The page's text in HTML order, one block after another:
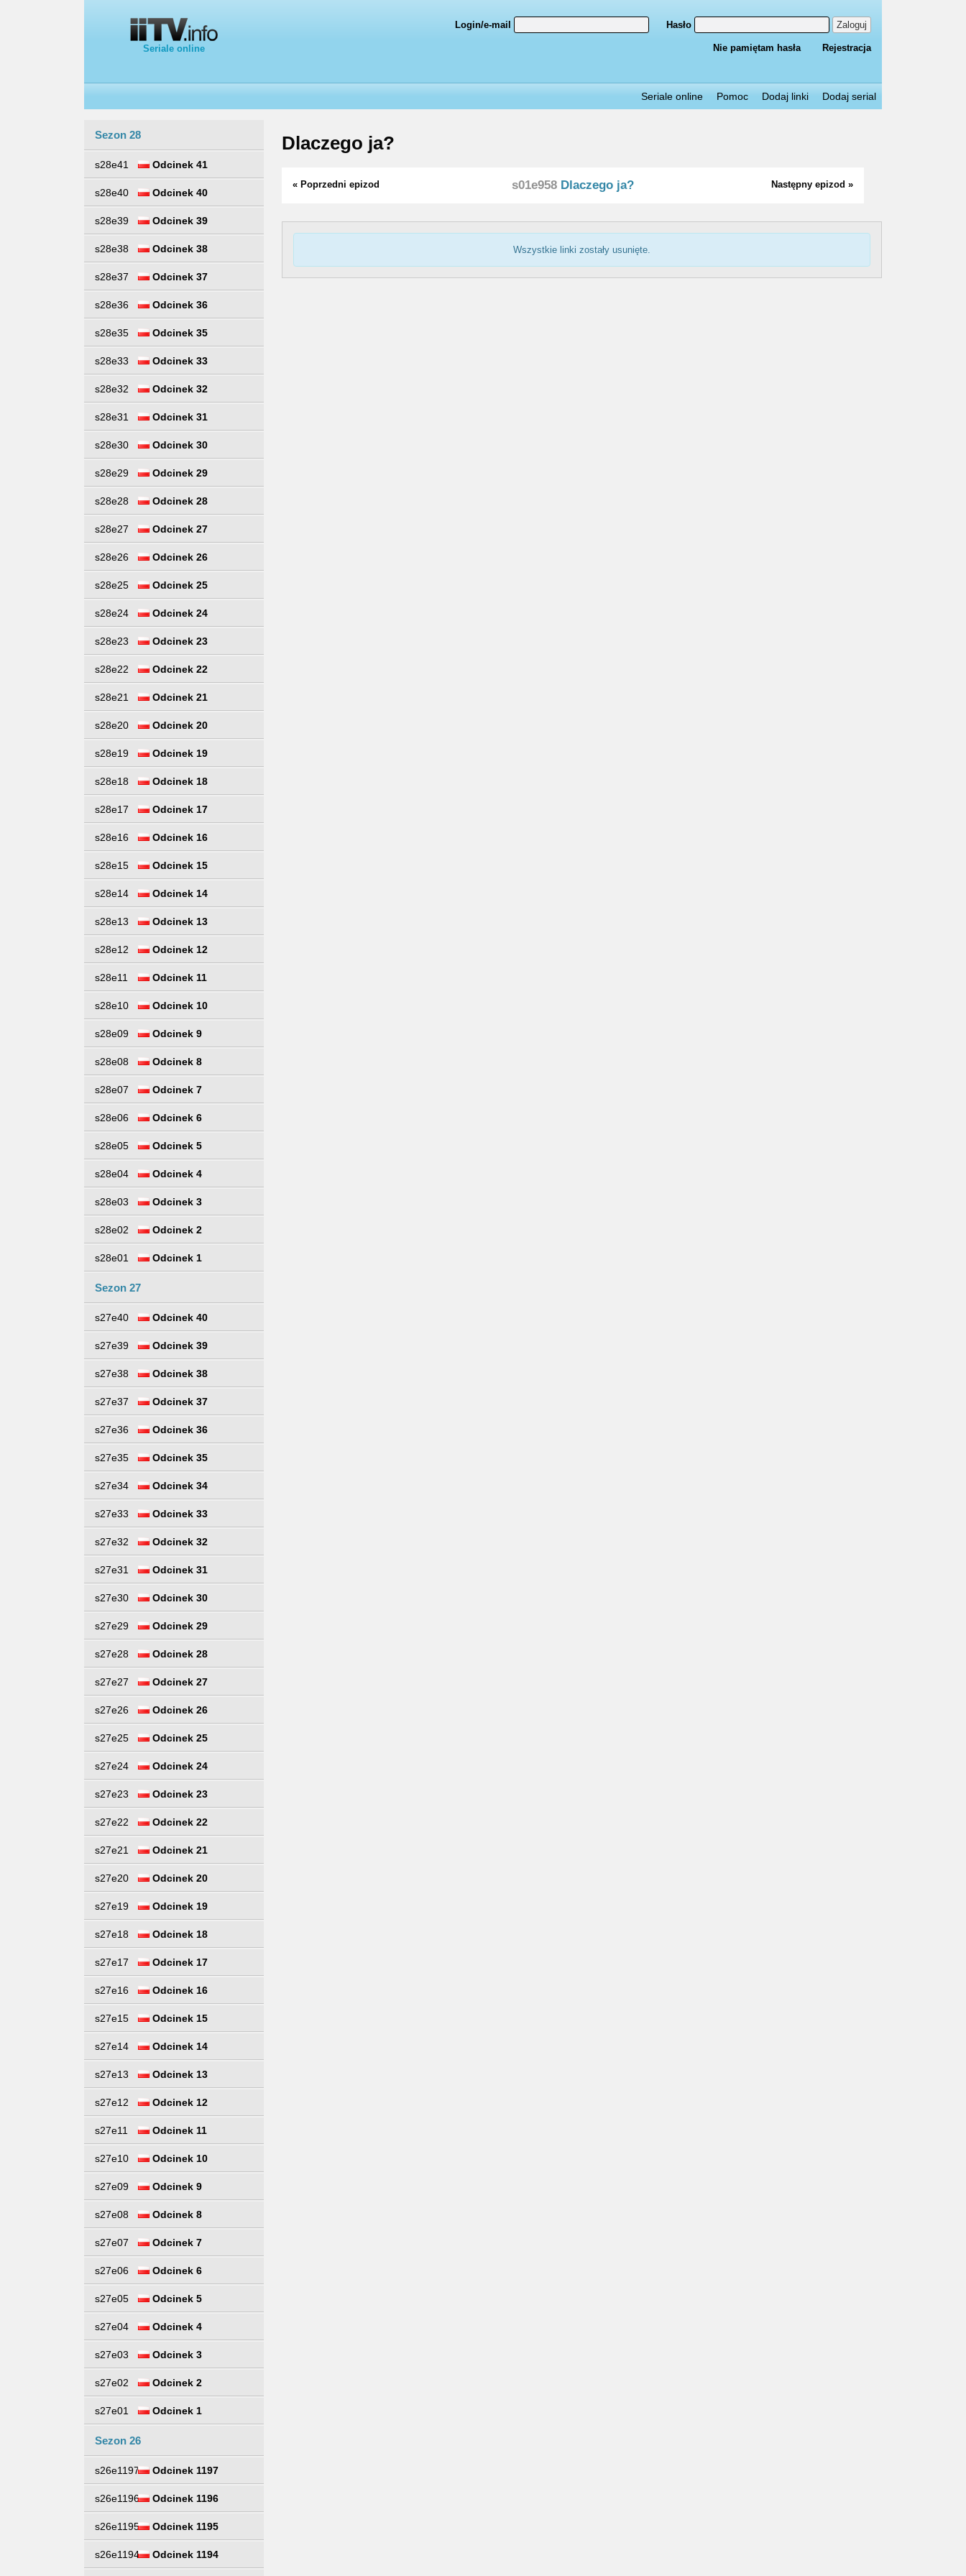
Seriale online
Login/e-mail Hasło Zaloguj
Nie pamiętam hasła Rejestracja
Seriale online Pomoc Dodaj linki Dodaj serial
Sezon 28
s28e41 Odcinek 41
s28e40 Odcinek 40
s28e39 Odcinek 39
s28e38 Odcinek 38
s28e37 Odcinek 37
s28e36 Odcinek 36
s28e35 Odcinek 35
s28e33 Odcinek 33
s28e32 Odcinek 32
s28e31 Odcinek 31
s28e30 Odcinek 30
s28e29 Odcinek 29
s28e28 Odcinek 28
s28e27 Odcinek 27
s28e26 Odcinek 26
s28e25 Odcinek 25
s28e24 Odcinek 24
s28e23 Odcinek 23
s28e22 Odcinek 22
s28e21 Odcinek 21
s28e20 Odcinek 20
s28e19 Odcinek 19
s28e18 Odcinek 18
s28e17 Odcinek 17
s28e16 Odcinek 16
s28e15 Odcinek 15
s28e14 Odcinek 14
s28e13 Odcinek 13
s28e12 Odcinek 12
s28e11 Odcinek 11
s28e10 Odcinek 10
s28e09 Odcinek 9
s28e08 Odcinek 8
s28e07 Odcinek 7
s28e06 Odcinek 6
s28e05 Odcinek 5
s28e04 Odcinek 4
s28e03 Odcinek 3
s28e02 Odcinek 2
s28e01 Odcinek 1
Sezon 27
s27e40 Odcinek 40
s27e39 Odcinek 39
s27e38 Odcinek 38
s27e37 Odcinek 37
s27e36 Odcinek 36
s27e35 Odcinek 35
s27e34 Odcinek 34
s27e33 Odcinek 33
s27e32 Odcinek 32
s27e31 Odcinek 31
s27e30 Odcinek 30
s27e29 Odcinek 29
s27e28 Odcinek 28
s27e27 Odcinek 27
s27e26 Odcinek 26
s27e25 Odcinek 25
s27e24 Odcinek 24
s27e23 Odcinek 23
s27e22 Odcinek 22
s27e21 Odcinek 21
s27e20 Odcinek 20
s27e19 Odcinek 19
s27e18 Odcinek 18
s27e17 Odcinek 17
s27e16 Odcinek 16
s27e15 Odcinek 15
s27e14 Odcinek 14
s27e13 Odcinek 13
s27e12 Odcinek 12
s27e11 Odcinek 11
s27e10 Odcinek 10
s27e09 Odcinek 9
s27e08 Odcinek 8
s27e07 Odcinek 7
s27e06 Odcinek 6
s27e05 Odcinek 5
s27e04 Odcinek 4
s27e03 Odcinek 3
s27e02 Odcinek 2
s27e01 Odcinek 1
Sezon 26
s26e1197 Odcinek 1197
s26e1196 Odcinek 1196
s26e1195 Odcinek 1195
s26e1194 Odcinek 1194
Dlaczego ja?
« Poprzedni epizod Następny epizod »
s01e958 Dlaczego ja?
Wszystkie linki zostały usunięte.